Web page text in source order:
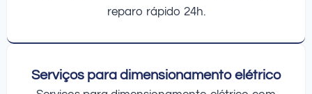
reparo rápido 24h.
Serviços para dimensionamento elétrico